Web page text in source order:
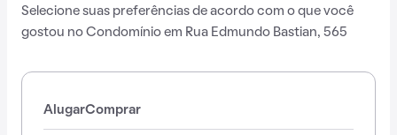
Selecione suas preferências de acordo com o que você
gostou no Condomínio em Rua Edmundo Bastian, 565
AlugarComprar